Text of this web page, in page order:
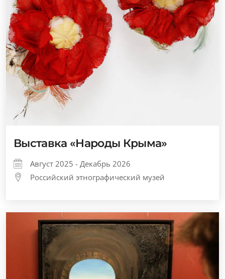
Выставка «Народы Крыма»
Август 2025 - Декабрь 2026
Российский этнографический музей